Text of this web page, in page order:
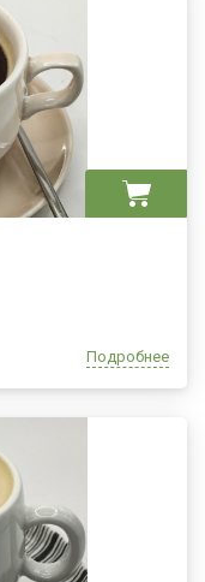
Подробнее